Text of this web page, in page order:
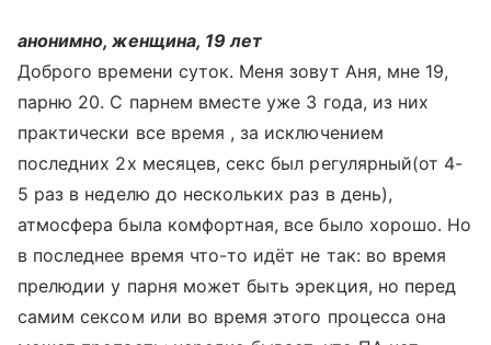
анонимно, женщина, 19 лет
Доброго времени суток. Меня зовут Аня, мне 19,
парню 20. С парнем вместе уже 3 года, из них
практически все время , за исключением
последних 2х месяцев, секс был регулярный(от 4-
5 раз в неделю до нескольких раз в день),
атмосфера была комфортная, все было хорошо. Но
в последнее время что-то идёт не так: во время
прелюдии у парня может быть эрекция, но перед
самим сексом или во время этого процесса она